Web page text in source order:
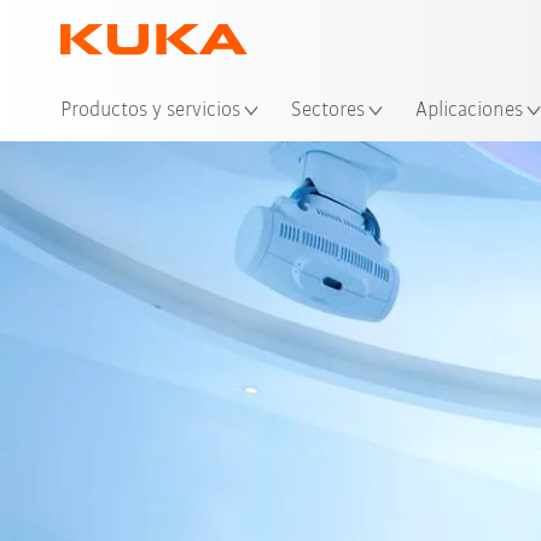
Productos y servicios Sectores Aplicaciones